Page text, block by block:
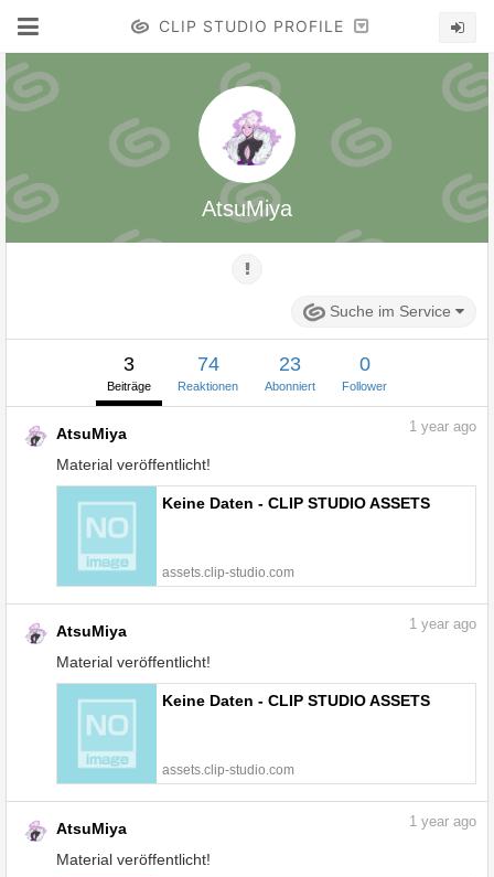
CLIP STUDIO PROFILE
AtsuMiya
Suche im Service
3
Beiträge
74
Reaktionen
23
Abonniert
0
Follower
AtsuMiya
Material veröffentlicht!
1 year ago
Keine Daten - CLIP STUDIO ASSETS
assets.clip-studio.com
AtsuMiya
Material veröffentlicht!
1 year ago
Keine Daten - CLIP STUDIO ASSETS
assets.clip-studio.com
AtsuMiya
Material veröffentlicht!
1 year ago